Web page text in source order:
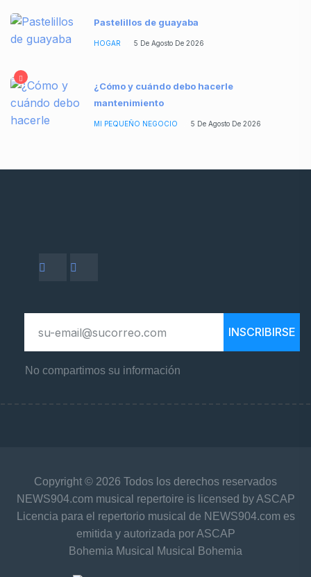
Pastelillos de guayaba
HOGAR 5 De Agosto De 2026
¿Cómo y cuándo debo hacerle
mantenimiento
MI PEQUEÑO NEGOCIO 5 De Agosto De 2026
INSCRIBIRSE
No compartimos su información
Copyright © 2026 Todos los derechos reservados
NEWS904.com musical repertoire is licensed by ASCAP
Licencia para el repertorio musical de NEWS904.com es
emitida y autorizada por ASCAP
Bohemia Musical Musical Bohemia